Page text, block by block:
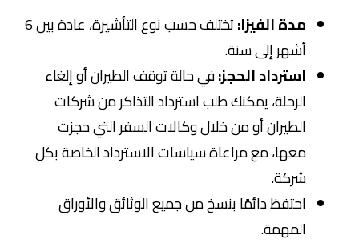
مدة الفيزا:
تختلف حسب نوع التأشيرة، عادة بين 6
أشهر إلى سنة.
استرداد الحجز:في حالة توقف الطيران أو إلغاء
الرحلة، يمكنك طلب استرداد التذاكر من شركات
الطيران أو من خلال وكالات السفر التي حجزت
معها، مع مراعاة سياسات الاسترداد الخاصة بكل
شركة.
احتفظ دائمًا بنسخ من جميع الوثائق والأوراق
المهمة.